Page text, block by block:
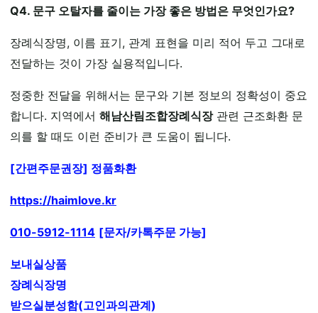
Q4. 문구 오탈자를 줄이는 가장 좋은 방법은 무엇인가요?
장례식장명, 이름 표기, 관계 표현을 미리 적어 두고 그대로
전달하는 것이 가장 실용적입니다.
정중한 전달을 위해서는 문구와 기본 정보의 정확성이 중요
합니다. 지역에서 해남산림조합장례식장관련 근조화환 문
의를 할 때도 이런 준비가 큰 도움이 됩니다.
[간편주문권장] 정품화환
https://haimlove.kr
010-5912-1114 [문자/카톡주문 가능]
보내실상품
장례식장명
받으실분성함(고인과의관계)